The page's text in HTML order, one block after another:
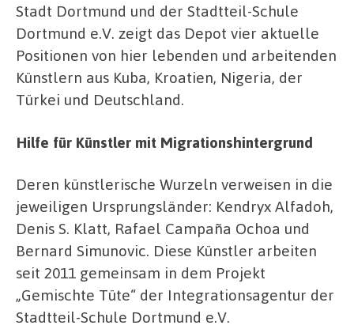
Stadt Dortmund und der Stadtteil-Schule
Dortmund e.V. zeigt das Depot vier aktuelle
Positionen von hier lebenden und arbeitenden
Künstlern aus Kuba, Kroatien, Nigeria, der
Türkei und Deutschland.
Hilfe für Künstler mit Migrationshintergrund
Deren künstlerische Wurzeln verweisen in die
jeweiligen Ursprungsländer: Kendryx Alfadoh,
Denis S. Klatt, Rafael Campaña Ochoa und
Bernard Simunovic. Diese Künstler arbeiten
seit 2011 gemeinsam in dem Projekt
„Gemischte Tüte“ der Integrationsagentur der
Stadtteil-Schule Dortmund e.V.